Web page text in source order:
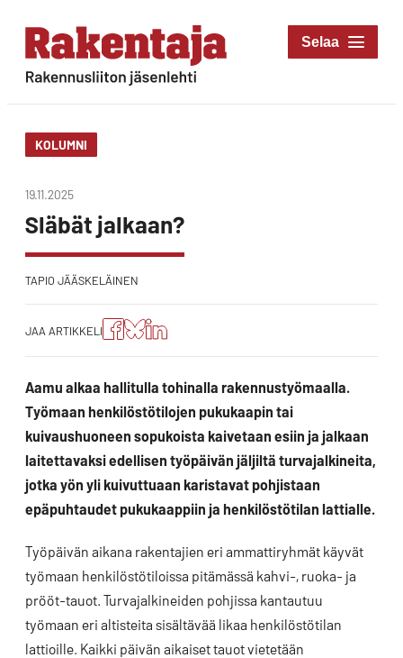
Siirry
suoraan
sisältöön
Rakentaja-lehti
KOLUMNI
19.11.2025
Släbät jalkaan?
TAPIO JÄÄSKELÄINEN
JAA ARTIKKELI
Jaa
artikkeli
Facebookissa
Jaa
artikkeli
Blueskyssa
Jako:
Jaa
artikkeli
LinkedIn:ssä
Aamu alkaa hallitulla tohinalla rakennustyömaalla.
Työmaan henkilöstötilojen pukukaapin tai
kuivaushuoneen sopukoista kaivetaan esiin ja jalkaan
laitettavaksi edellisen työpäivän jäljiltä turvajalkineita,
jotka yön yli kuivuttuaan karistavat pohjistaan
epäpuhtaudet pukukaappiin ja henkilöstötilan lattialle.
Työpäivän aikana rakentajien eri ammattiryhmät käyvät
työmaan henkilöstötiloissa pitämässä kahvi-, ruoka- ja
prööt-tauot. Turvajalkineiden pohjissa kantautuu
työmaan eri altisteita sisältävää likaa henkilöstötilan
lattioille. Kaikki päivän aikaiset tauot vietetään